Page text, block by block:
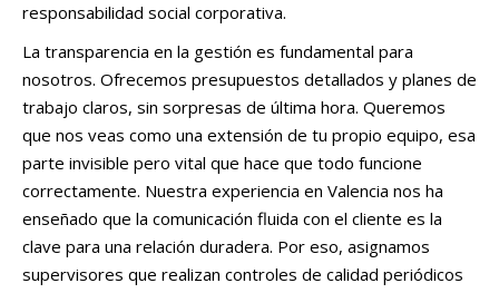
responsabilidad social corporativa.
La transparencia en la gestión es fundamental para
nosotros. Ofrecemos presupuestos detallados y planes de
trabajo claros, sin sorpresas de última hora. Queremos
que nos veas como una extensión de tu propio equipo, esa
parte invisible pero vital que hace que todo funcione
correctamente. Nuestra experiencia en Valencia nos ha
enseñado que la comunicación fluida con el cliente es la
clave para una relación duradera. Por eso, asignamos
supervisores que realizan controles de calidad periódicos